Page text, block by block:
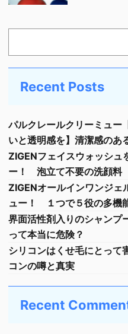
Recent Posts
パルクレールクリーミュー
いと透明感を】清潔感のあ
ZIGENフェイスウォッシュ
ー！ 泡立て不要の洗顔料
ZIGENオールインワンジェ
ュー！ １つで５役の多機
界面活性剤入りのシャンプ
って本当に危険？
シリコンはくせ毛にとっ
コンの噂と真実
Recent